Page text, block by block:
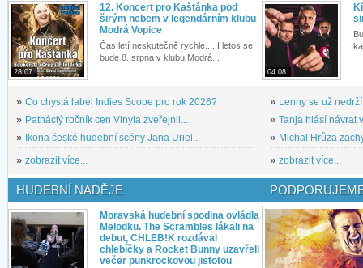
28.07.
12. Koncert pro Kaštánka pod
širým nebem v legendárním klubu
Modrá Vopice
Čas letí neskutečně rychle.... I letos se
bude 8. srpna v klubu Modrá...
» Co chystá label Indies Scope pro rok 2026?
» Patnáctý ročník cen Vinyla zveřejnil...
» Ikona české hudební scény Jana Uriel...
» zobrazit více...
04.08.
» Lenny se už
» Tanja hlásí návrat
» Michal Hrůza
» zobrazit více...
HUDEBNÍ NADĚJE
Moravská hudební spodina ovládla
Melodku. The Scrambles lákali na
debut, CHLEB!K rozdával
chlebíčky a Rocket Bunny uzavřeli
večer punkrockovou jistotou